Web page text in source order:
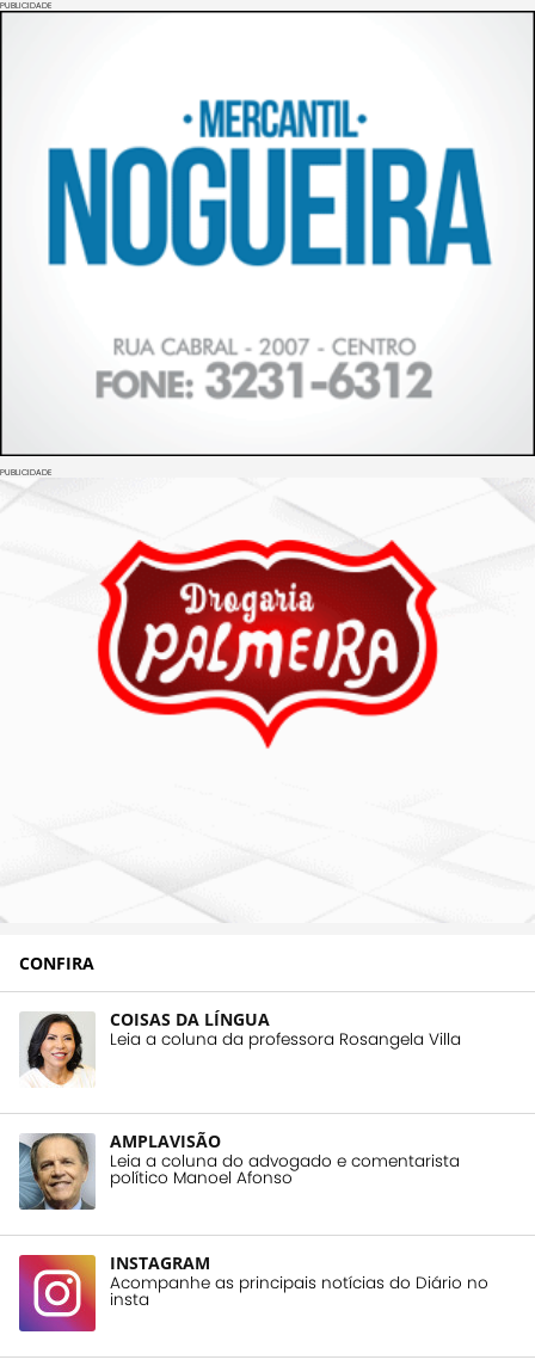
PUBLICIDADE
PUBLICIDADE
CONFIRA
COISAS DA LÍNGUA
Leia a coluna da professora Rosangela Villa
AMPLAVISÃO
Leia a coluna do advogado e comentarista
político Manoel Afonso
INSTAGRAM
Acompanhe as principais notícias do Diário no
insta